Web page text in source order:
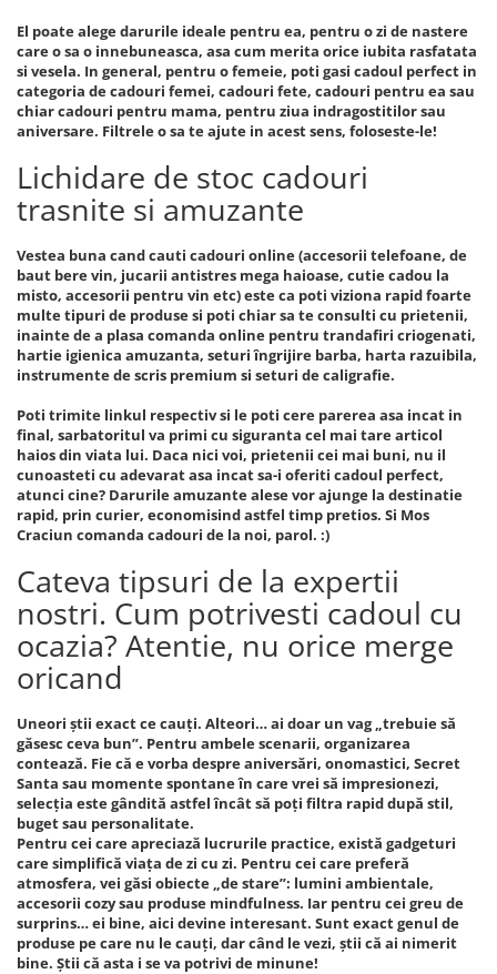
El poate alege darurile ideale pentru ea, pentru o zi de nastere
care o sa o innebuneasca, asa cum merita orice iubita rasfatata
si vesela. In general, pentru o femeie, poti gasi cadoul perfect in
categoria de cadouri femei, cadouri fete, cadouri pentru ea sau
chiar cadouri pentru mama, pentru ziua indragostitilor sau
aniversare. Filtrele o sa te ajute in acest sens, foloseste-le!
Lichidare de stoc cadouri
trasnite si amuzante
Vestea buna cand cauti cadouri online (accesorii telefoane, de
baut bere vin, jucarii antistres mega haioase, cutie cadou la
misto, accesorii pentru vin etc) este ca poti viziona rapid foarte
multe tipuri de produse si poti chiar sa te consulti cu prietenii,
inainte de a plasa comanda online pentru trandafiri criogenati,
hartie igienica amuzanta, seturi îngrijire barba, harta razuibila,
instrumente de scris premium si seturi de caligrafie.
Poti trimite linkul respectiv si le poti cere parerea asa incat in
final, sarbatoritul va primi cu siguranta cel mai tare articol
haios din viata lui. Daca nici voi, prietenii cei mai buni, nu il
cunoasteti cu adevarat asa incat sa-i oferiti cadoul perfect,
atunci cine? Darurile amuzante alese vor ajunge la destinatie
rapid, prin curier, economisind astfel timp pretios. Si Mos
Craciun comanda cadouri de la noi, parol. :)
Cateva tipsuri de la expertii
nostri. Cum potrivesti cadoul cu
ocazia? Atentie, nu orice merge
oricand
Uneori știi exact ce cauți. Alteori… ai doar un vag „trebuie să
găsesc ceva bun”. Pentru ambele scenarii, organizarea
contează. Fie că e vorba despre aniversări, onomastici, Secret
Santa sau momente spontane în care vrei să impresionezi,
selecția este gândită astfel încât să poți filtra rapid după stil,
buget sau personalitate.
Pentru cei care apreciază lucrurile practice, există gadgeturi
care simplifică viața de zi cu zi. Pentru cei care preferă
atmosfera, vei găsi obiecte „de stare”: lumini ambientale,
accesorii cozy sau produse mindfulness. Iar pentru cei greu de
surprins… ei bine, aici devine interesant. Sunt exact genul de
produse pe care nu le cauți, dar când le vezi, știi că ai nimerit
bine. Știi că asta i se va potrivi de minune!